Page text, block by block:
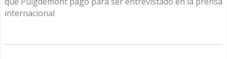
internacional